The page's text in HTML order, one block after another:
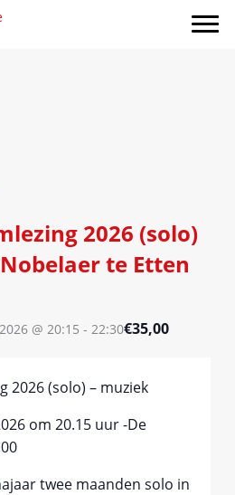
2026 (solo)
te Etten
@ 20:15 - 22:30€35,00
2026 (solo) – muziek
om 20.15 uur -De
twee maanden solo in